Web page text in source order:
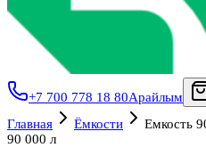
+7 700 778 18 80Арайлым
Главная
Ёмкости
Емкость
90 000 л